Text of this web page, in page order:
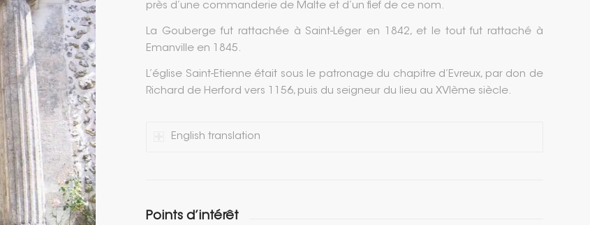
près d’une commanderie de Malte et d’un fief de ce nom.
La Gouberge fut rattachée à Saint-Léger en 1842, et le tout fut rattaché à
Emanville en 1845.
L’église Saint-Etienne était sous le patronage du chapitre d’Evreux, par don de
Richard de Herford vers 1156, puis du seigneur du lieu au XVIème siècle.
English translation
Points d’intérêt